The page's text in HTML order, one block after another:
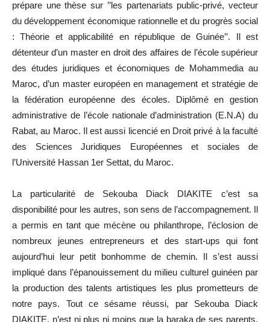
prépare une thèse sur ’’les partenariats public-privé, vecteur
du développement économique rationnelle et du progrès social
: Théorie et applicabilité en république de Guinée’’. Il est
détenteur d’un master en droit des affaires de l’école supérieur
des études juridiques et économiques de Mohammedia au
Maroc, d’un master européen en management et stratégie de
la fédération européenne des écoles. Diplômé en gestion
administrative de l’école nationale d’administration (E.N.A) du
Rabat, au Maroc. Il est aussi licencié en Droit privé à la faculté
des Sciences Juridiques Européennes et sociales de
l’Université Hassan 1er Settat, du Maroc.
La particularité de Sekouba Diack DIAKITE c’est sa
disponibilité pour les autres, son sens de l’accompagnement. Il
a permis en tant que mécène ou philanthrope, l’éclosion de
nombreux jeunes entrepreneurs et des start-ups qui font
aujourd’hui leur petit bonhomme de chemin. Il s’est aussi
impliqué dans l’épanouissement du milieu culturel guinéen par
la production des talents artistiques les plus prometteurs de
notre pays. Tout ce sésame réussi, par Sekouba Diack
DIAKITE, n’est ni plus ni moins que la baraka de ses parents.